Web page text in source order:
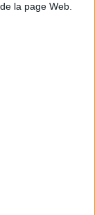
la page Web.